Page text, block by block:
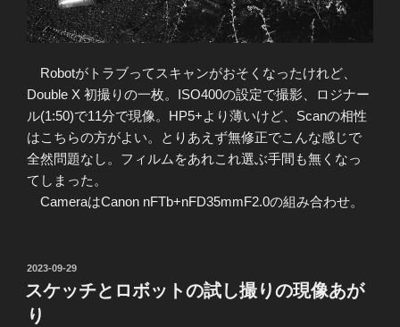
Robotがトラブってスキャンがおそくなったけれど、
Double X 初撮りの一枚。ISO400の設定で撮影、ロジナー
ル(1:50)で11分で現像。HP5+より薄いけど、Scanの相性
はこちらの方がよい。とりあえず無修正でこんな感じで
全然問題なし。フィルムをあれこれ選ぶ手間も無くなっ
てしまった。
CameraはCanon nFTb+nFD35mmF2.0の組み合わせ。
投
稿
日:
2023-09-29
スケッチとロボットの試し撮りの現像あが
り